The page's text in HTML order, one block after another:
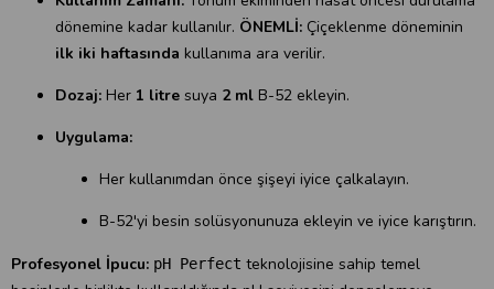
dönemine kadar kullanılır. ÖNEMLİ: Çiçeklenme döneminin
ilk iki haftasında kullanıma ara verilir.
Dozaj: Her 1 litre suya 2 ml B-52 ekleyin.
Uygulama:
Her kullanımdan önce şişeyi iyice çalkalayın.
B-52'yi besin solüsyonunuza ekleyin ve iyice karıştırın.
Profesyonel İpucu: pH Perfect teknolojisine sahip temel